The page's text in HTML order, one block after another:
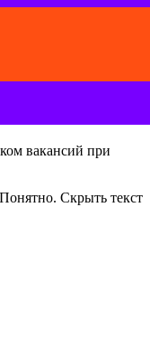
вакансий при
Понятно. Скрыть текст